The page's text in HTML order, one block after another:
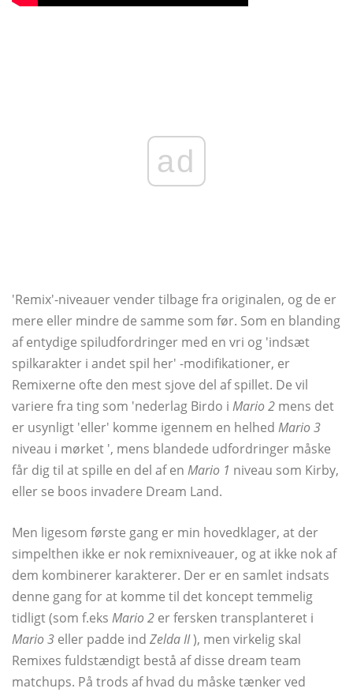
ad
'Remix'-niveauer vender tilbage fra originalen, og de er
mere eller mindre de samme som før. Som en blanding
af entydige spiludfordringer med en vri og 'indsæt
spilkarakter i andet spil her' -modifikationer, er
Remixerne ofte den mest sjove del af spillet. De vil
variere fra ting som 'nederlag Birdo i Mario 2 mens det
er usynligt 'eller' komme igennem en helhed Mario 3
niveau i mørket ', mens blandede udfordringer måske
får dig til at spille en del af en Mario 1 niveau som Kirby,
eller se boos invadere Dream Land.
Men ligesom første gang er min hovedklager, at der
simpelthen ikke er nok remixniveauer, og at ikke nok af
dem kombinerer karakterer. Der er en samlet indsats
denne gang for at komme til det koncept temmelig
tidligt (som f.eks Mario 2 er fersken transplanteret i
Mario 3 eller padde ind Zelda II), men virkelig skal
Remixes fuldstændigt bestå af disse dream team
matchups. På trods af hvad du måske tænker ved